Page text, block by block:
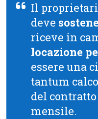
Il
deve
riceve in
locazione
essere una
tantum
del
mensile.